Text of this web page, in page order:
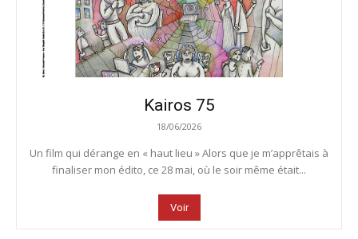
Kairos 75
18/06/2026
Un film qui dérange en « haut lieu » Alors que je m’apprêtais à
finaliser mon édito, ce 28 mai, où le soir même était...
Voir